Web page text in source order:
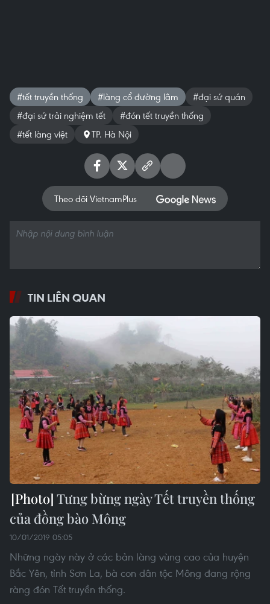
#tết truyền thống #làng cổ đường lâm
#đại sứ quán
#đại sứ trải nghiệm tết
#đón tết truyền thống
#tết làng việt
TP. Hà Nội
Theo dõi VietnamPlus
TIN LIÊN QUAN
Tưng bừng ngày Tết truyền thống
của đồng bào Mông
10/01/2019 05:05
Những ngày này ở các bản làng vùng cao của huyện
Bắc Yên, tỉnh Sơn La, bà con dân tộc Mông đang rộng
ràng đón Tết truyền thống.